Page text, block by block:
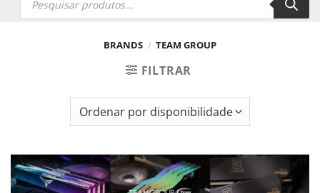
search
BRANDS / TEAM GROUP
FILTRAR